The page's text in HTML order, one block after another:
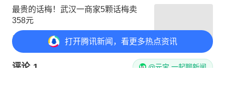
打开腾讯新闻，看更多热点资讯
最贵的话梅！武汉一商家5颗话梅卖
358元
黑色玫瑰 打开APP
评论 1 @元宝 一起聊新闻